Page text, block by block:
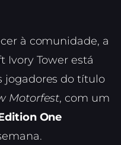
à comunidade, a
Ivory Tower está
jogadores do título
Motorfest, com um
One